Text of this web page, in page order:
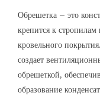
Обрешетка – это
крепится к
кровельного
создает
обрешеткой,
образование